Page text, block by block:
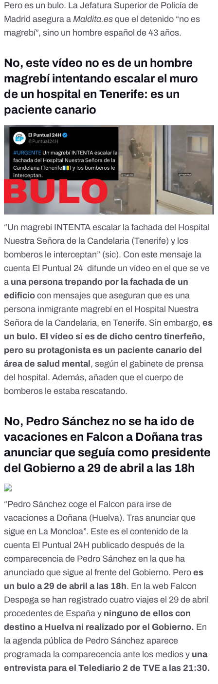
Pero es un bulo. La Jefatura Superior de Policía de
Madrid asegura a Maldita.es que el detenido “no es
magrebí”, sino un hombre español de 43 años.
No, este vídeo no es de un hombre
magrebí intentando escalar el muro
de un hospital en Tenerife: es un
paciente canario
“Un magrebí INTENTA escalar la fachada del Hospital
Nuestra Señora de la Candelaria (Tenerife) y los
bomberos le interceptan” (sic). Con este mensaje la
cuenta El Puntual 24 difunde un vídeo en el que se ve
a una persona trepando por la fachada de un
edificio con mensajes que aseguran que es una
persona inmigrante magrebí en el Hospital Nuestra
Señora de la Candelaria, en Tenerife. Sin embargo, es
un bulo. El vídeo sí es de dicho centro tinerfeño,
pero su protagonista es un paciente canario del
área de salud mental, según el gabinete de prensa
del hospital. Además, añaden que el cuerpo de
bomberos le estaba rescatando.
No, Pedro Sánchez no se ha ido de
vacaciones en Falcon a Doñana tras
anunciar que seguía como presidente
del Gobierno a 29 de abril a las 18h
“Pedro Sánchez coge el Falcon para irse de
vacaciones a Doñana (Huelva). Tras anunciar que
sigue en La Moncloa”. Este es el contenido de la
cuenta El Puntual 24H publicado después de la
comparecencia de Pedro Sánchez en la que ha
anunciado que sigue al frente del Gobierno. Pero es
un bulo a 29 de abril a las 18h. En la web Falcon
Despega se han registrado cuatro viajes el 29 de abril
procedentes de España y ninguno de ellos con
destino a Huelva ni realizado por el Gobierno. En
la agenda pública de Pedro Sánchez aparece
programada la comparecencia ante los medios y una
entrevista para el Telediario 2 de TVE a las 21:30.